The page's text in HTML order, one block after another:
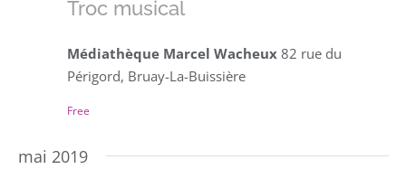
Troc musical
Médiathèque Marcel Wacheux 82 rue du
Périgord, Bruay-La-Buissière
Free
mai 2019